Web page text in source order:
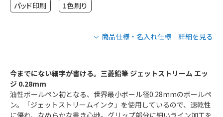
パッド印刷 1色刷り
商品仕様・名入れ仕様 詳細を見る
三菱鉛筆 ジェットストリーム エッジ
0.28mmの商品仕様
品番
SXN100328.24
SXN100328.25
SXN100328.9
SXN100328W.15
今までにない細字が書ける。三菱鉛筆 ジェットストリーム エッ
ジ 0.28mm
油性ボールペン初となる、世界最小ボール径0.28mmのボールペ
ン。「ジェットストリームインク」を使用しているので、速乾性
に優れ、なめらかな書き心地。グリップ部分に細いライン加工を